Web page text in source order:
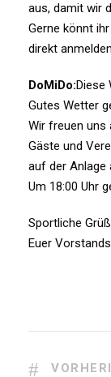
aus, damit wir
Gerne könnt
direkt
DoMiDo:Diese
Gutes Wetter
Wir freuen uns
Gäste und
auf der Anlage
Um 18:00 Uhr
Sportliche
Euer